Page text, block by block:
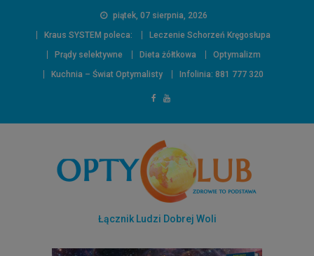
piątek, 07 sierpnia, 2026
Kraus SYSTEM poleca:
Leczenie Schorzeń Kręgosłupa
Prądy selektywne
Dieta żółtkowa
Optymalizm
Kuchnia – Świat Optymalisty
Infolinia: 881 777 320
Łącznik Ludzi Dobrej Woli